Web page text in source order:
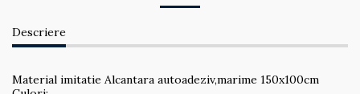
Descriere
Material imitatie Alcantara autoadeziv,marime 150x100cm